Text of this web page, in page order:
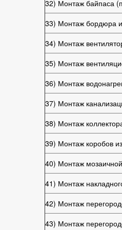
32) Монтаж байпаса
33) Монтаж бордюра
34) Монтаж
35) Монтаж
36) Монтаж
37) Монтаж
38) Монтаж
39) Монтаж коробов
40) Монтаж
41) Монтаж
42) Монтаж
43) Монтаж